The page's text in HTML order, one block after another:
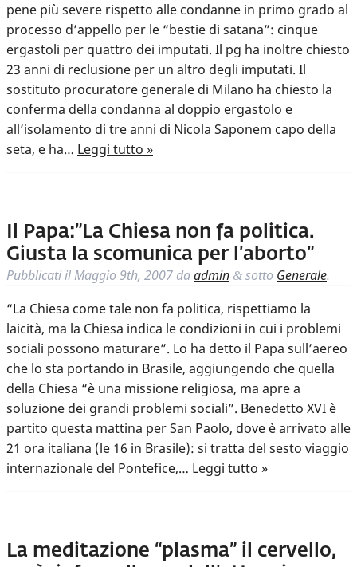
pene più severe rispetto alle condanne in primo grado al
processo d’appello per le “bestie di satana”: cinque
ergastoli per quattro dei imputati. Il pg ha inoltre chiesto
23 anni di reclusione per un altro degli imputati. Il
sostituto procuratore generale di Milano ha chiesto la
conferma della condanna al doppio ergastolo e
all’isolamento di tre anni di Nicola Saponem capo della
seta, e ha… Leggi tutto »
Il Papa:”La Chiesa non fa politica.
Giusta la scomunica per l’aborto”
Pubblicati ilMaggio 9th, 2007 daadmin & sotto Generale.
“La Chiesa come tale non fa politica, rispettiamo la
laicità, ma la Chiesa indica le condizioni in cui i problemi
sociali possono maturare”. Lo ha detto il Papa sull’aereo
che lo sta portando in Brasile, aggiungendo che quella
della Chiesa “è una missione religiosa, ma apre a
soluzione dei grandi problemi sociali”. Benedetto XVI è
partito questa mattina per San Paolo, dove è arrivato alle
21 ora italiana (le 16 in Brasile): si tratta del sesto viaggio
internazionale del Pontefice,… Leggi tutto »
La meditazione “plasma” il cervello,